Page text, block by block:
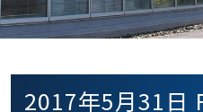
2017年5月31日